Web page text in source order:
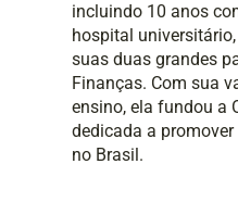
incluindo 10 anos
hospital
suas duas grandes
Finanças. Com sua
ensino, ela fundou a
dedicada a
no Brasil.